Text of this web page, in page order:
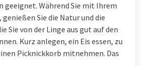
geeignet. Während Sie mit Ihrem
Sie die Natur und die
Sie von der Linge aus gut auf den
Kurz anlegen, ein Eis essen, zu
Picknickkorb mitnehmen. Das